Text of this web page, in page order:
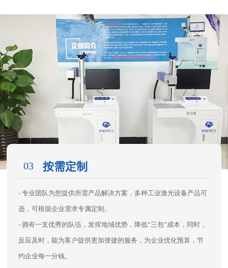
03 按需定制
- 专业团队为您提供所需产品解决方案，多种工业激光设备产品可
选，可根据企业需求专属定制。
- 拥有一支优秀的队伍，发挥地域优势，降低“三包”成本，同时，
反应及时，能为客户提供更加便捷的服务，为企业优化预算，节
约企业每一分钱。